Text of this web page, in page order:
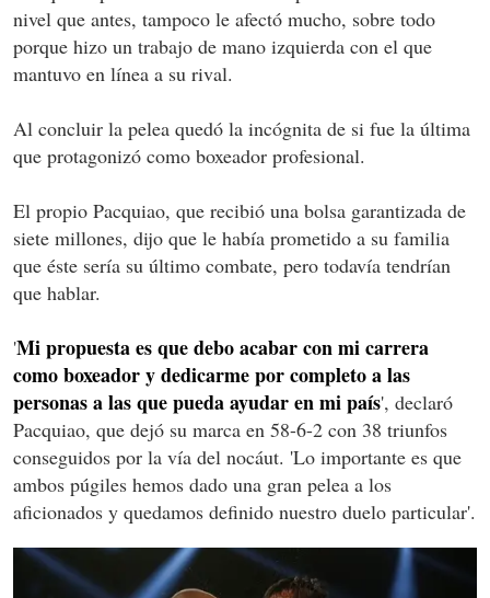
nivel que antes, tampoco le afectó mucho, sobre todo
porque hizo un trabajo de mano izquierda con el que
mantuvo en línea a su rival.
Al concluir la pelea quedó la incógnita de si fue la última
que protagonizó como boxeador profesional.
El propio Pacquiao, que recibió una bolsa garantizada de
siete millones, dijo que le había prometido a su familia
que éste sería su último combate, pero todavía tendrían
que hablar.
'Mi propuesta es que debo acabar con mi carrera
como boxeador y dedicarme por completo a las
personas a las que pueda ayudar en mi país', declaró
Pacquiao, que dejó su marca en 58-6-2 con 38 triunfos
conseguidos por la vía del nocáut. 'Lo importante es que
ambos púgiles hemos dado una gran pelea a los
aficionados y quedamos definido nuestro duelo particular'.